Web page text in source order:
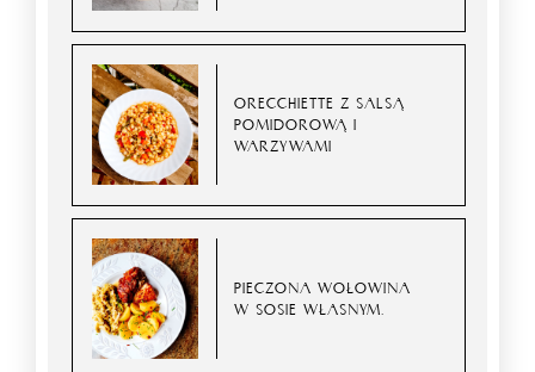
ORECCHIETTE Z SALSĄ
POMIDOROWĄ I
WARZYWAMI
PIECZONA WOŁOWINA
W SOSIE WŁASNYM.